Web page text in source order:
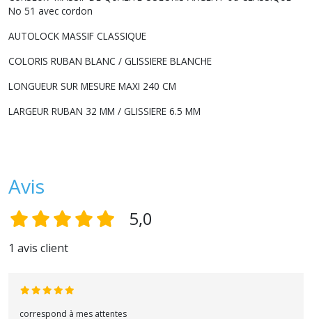
No 51 avec cordon
AUTOLOCK MASSIF CLASSIQUE
COLORIS RUBAN BLANC / GLISSIERE BLANCHE
LONGUEUR SUR MESURE MAXI 240 CM
LARGEUR RUBAN 32 MM / GLISSIERE 6.5 MM
Avis
5,0
1 avis client
correspond à mes attentes